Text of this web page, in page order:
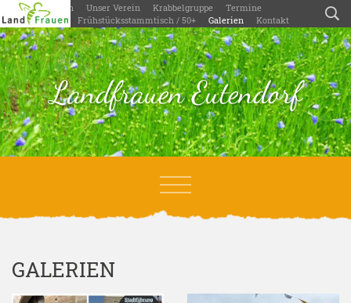
Willkommen Unser Verein Krabbelgruppe
Termine
Aktivitäten
Frühstücksstammtisch / 50+ Galerien Kontakt
Landfrauen Eutendorf
GALERIEN